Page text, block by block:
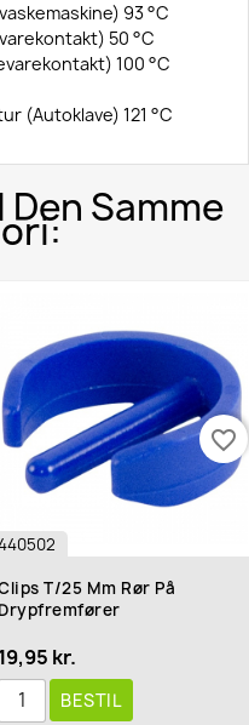
93 °C
50 °C
100 °C
(Autoklave) 121 °C
Den Samme
T/25 Mm Rør På
kr.
BESTIL
favorite_border